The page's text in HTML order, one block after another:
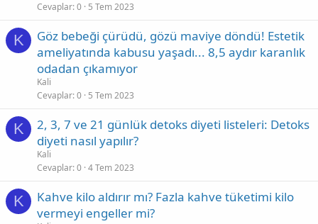
Cevaplar 0 5 Tem 2023
K
Göz bebeği çürüdü, gözü maviye döndü! Estetik
ameliyatında kabusu yaşadı... 8,5 aydır karanlık
odadan çıkamıyor
Kali
Cevaplar 0 5 Tem 2023
K
2, 3, 7 ve 21 günlük detoks diyeti listeleri: Detoks
diyeti nasıl yapılır?
Kali
Cevaplar 0 4 Tem 2023
K
Kahve kilo aldırır mı? Fazla kahve tüketimi kilo
vermeyi engeller mi?